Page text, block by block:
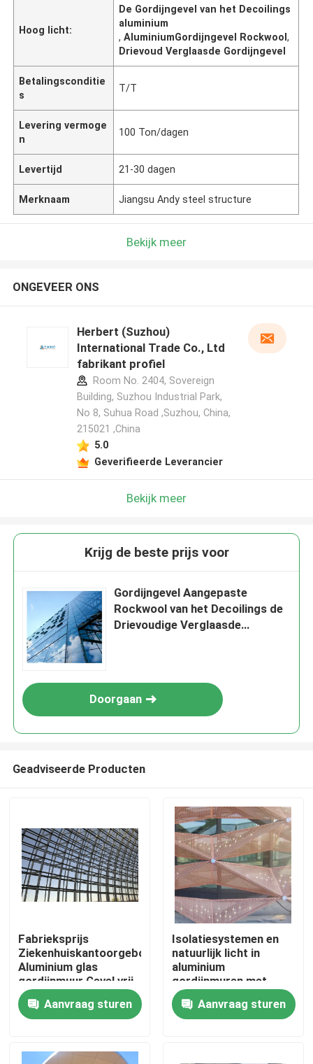
Huis
Producten
Ongeveer ons
Hoog licht:
De Gordijngevel van het Decoilings
aluminium
,AluminiumGordijngevel Rockwool,
Drievoud Verglaasde Gordijngevel
Betalingsconditie
s
T/T
Levering vermoge
n
100 Ton/dagen
Levertijd 21-30 dagen
Merknaam Jiangsu Andy steel structure
Bekijk meer
ONGEVEER ONS
Herbert (Suzhou)
International Trade Co., Ltd
fabrikant profiel
Room No. 2404, Sovereign
Building, Suzhou Industrial Park,
No 8, Suhua Road ,Suzhou, China,
215021 ,China
5.0
Geverifieerde Leverancier
Bekijk meer
Krijg de beste prijs voor
Gordijngevel Aangepaste
Rockwool van het Decoilings de
Drievoudige Verglaasde
Doorgaan
Geadviseerde Producten
Fabrieksprijs
Ziekenhuiskantoorgebouw
Aluminium glas
gordijnmuur Gevel vrij
ontwerp
Aanvraag sturen
Isolatiesystemen en
natuurlijk licht in
aluminium
gordijnmuren met
geavanceerde
glastechnologieën
Aanvraag sturen